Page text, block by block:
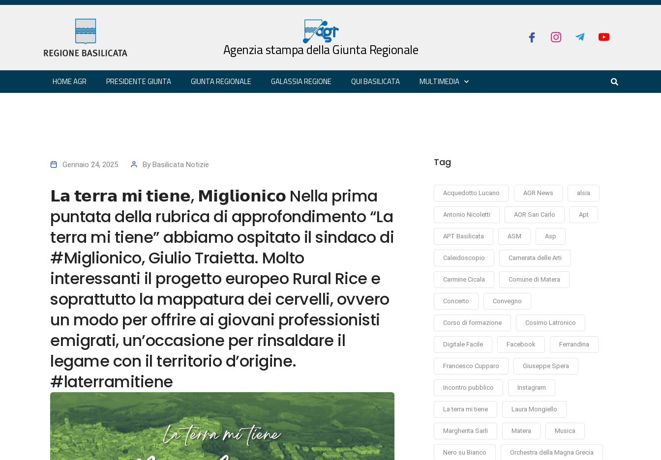
Agenzia stampa della Giunta Regionale
HOME AGR PRESIDENTE GIUNTA GIUNTA REGIONALE GALASSIA REGIONE QUI BASILICATA MULTIMEDIA
Gennaio 24, 2025 By Basilicata Notizie
𝗟𝗮 𝘁𝗲𝗿𝗿𝗮 𝗺𝗶 𝘁𝗶𝗲𝗻𝗲, 𝗠𝗶𝗴𝗹𝗶𝗼𝗻𝗶𝗰𝗼 Nella prima
puntata della rubrica di approfondimento “La
terra mi tiene” abbiamo ospitato il sindaco di
#Miglionico, Giulio Traietta. Molto
interessanti il progetto europeo Rural Rice e
soprattutto la mappatura dei cervelli, ovvero
un modo per offrire ai giovani professionisti
emigrati, un’occasione per rinsaldare il
legame con il territorio d’origine.
#laterramitiene
Tag
Acquedotto Lucano AGR News alsia
Antonio Nicoletti AOR San Carlo Apt
APT Basilicata ASM Asp
Caleidoscopio Camerata delle Arti
Carmine Cicala Comune di Matera
Concerto Convegno
Corso di formazione Cosimo Latronico
Digitale Facile Facebook Ferrandina
Francesco Cupparo Giuseppe Spera
Incontro pubblico Instagram
La terra mi tiene Laura Mongiello
Margherita Sarli Matera Musica
Nero su Bianco Orchestra della Magna Grecia